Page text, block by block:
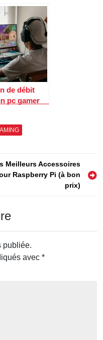
de débit
pc gamer
Meilleurs Accessoires
Raspberry Pi (à bon
prix)
publiée.
avec *